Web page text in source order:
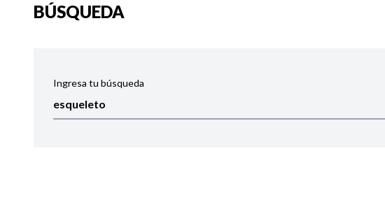
BÚSQUEDA
Ingresa tu búsqueda